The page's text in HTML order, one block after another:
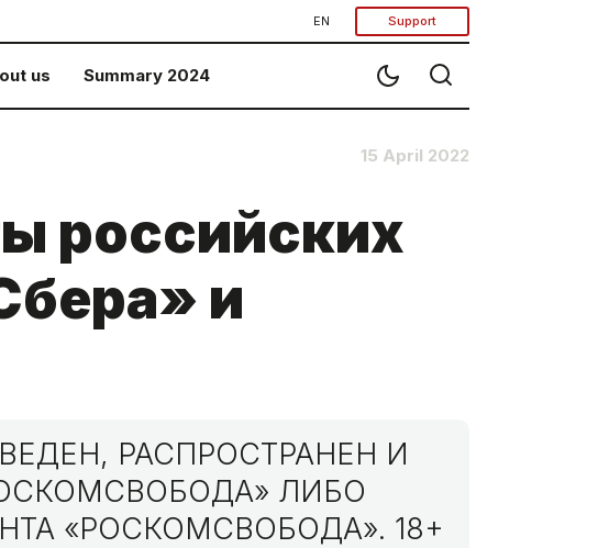
EN Support
us Summary 2024
15 April 2022
российских
и
РАСПРОСТРАНЕН И
ЛИБО
«РОСКОМСВОБОДА». 18+